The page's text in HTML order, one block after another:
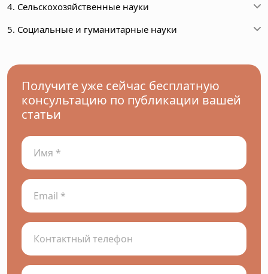
4. Сельскохозяйственные науки
5. Социальные и гуманитарные науки
Получите уже сейчас бесплатную
консультацию по публикации вашей
статьи